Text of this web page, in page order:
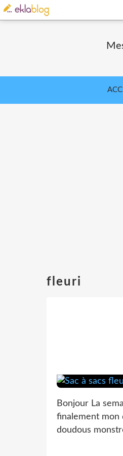
fleuri
Bonjour La
finalement mon
doudous